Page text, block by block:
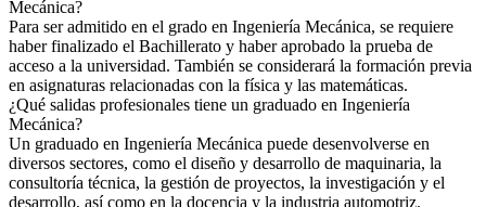
Mecánica?
Para ser admitido en el grado en Ingeniería Mecánica, se requiere
haber finalizado el Bachillerato y haber aprobado la prueba de
acceso a la universidad. También se considerará la formación previa
en asignaturas relacionadas con la física y las matemáticas.
¿Qué salidas profesionales tiene un graduado en Ingeniería
Mecánica?
Un graduado en Ingeniería Mecánica puede desenvolverse en
diversos sectores, como el diseño y desarrollo de maquinaria, la
consultoría técnica, la gestión de proyectos, la investigación y el
desarrollo, así como en la docencia y la industria automotriz.